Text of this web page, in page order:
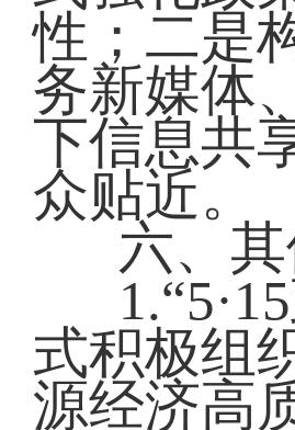
性；二是
务新媒体
下信息共
众贴近。
六、
式积极组
源经济高